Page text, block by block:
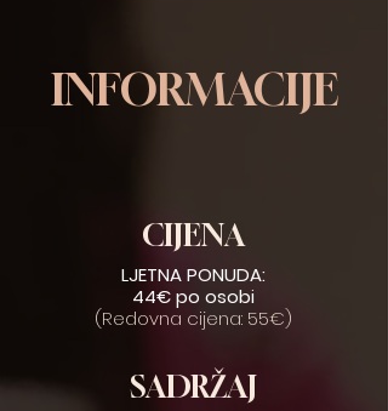
INFORMACIJE
CIJENA
LJETNA PONUDA:
44€ po osobi
(Redovna cijena: 55€)
SADRŽAJ